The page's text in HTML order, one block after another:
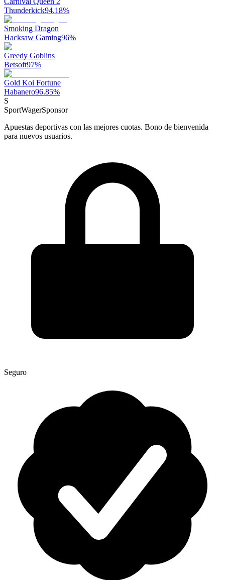
Thunderkick94.18%
Smoking Dragon
Hacksaw Gaming96%
Greedy Goblins
Betsoft97%
Gold Koi Fortune
Habanero96.85%
S
SportWagerSponsor
Apuestas deportivas con las mejores cuotas. Bono de bienvenida
para nuevos usuarios.
Seguro